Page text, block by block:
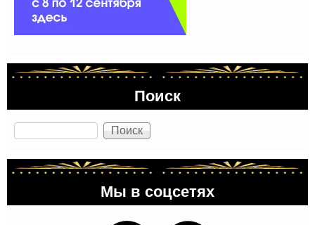
Поиск
Поиск
Мы в соцсетях